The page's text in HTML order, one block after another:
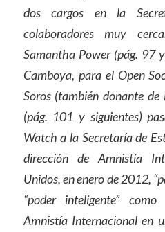
dos cargos en la
colaboradores muy
Samantha Power (pág. 97
Camboya, para el Open
Soros (también donante de
(pág. 101 y siguientes)
Watch a la Secretaría de
dirección de Amnistía
Unidos, en enero de 2012,
“poder inteligente”
Amnistía Internacional en